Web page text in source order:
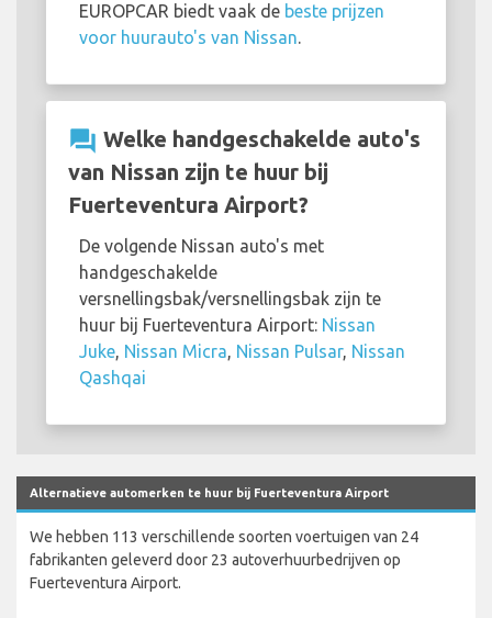
EUROPCAR biedt vaak de beste prijzen
voor huurauto's van Nissan.
question_answer Welke handgeschakelde auto's
van Nissan zijn te huur bij
Fuerteventura Airport?
De volgende Nissan auto's met
handgeschakelde
versnellingsbak/versnellingsbak zijn te
huur bij Fuerteventura Airport: Nissan
Juke, Nissan Micra, Nissan Pulsar, Nissan
Qashqai
Alternatieve automerken te huur bij Fuerteventura Airport
We hebben 113 verschillende soorten voertuigen van 24
fabrikanten geleverd door 23 autoverhuurbedrijven op
Fuerteventura Airport.